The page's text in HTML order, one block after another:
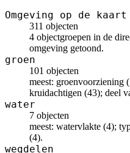
Omgeving op de kaart
311 objecten
4 objectgroepen in de
omgeving getoond.
groen
101 objecten
meest: groenvoorziening
kruidachtigen (43); deel
water
7 objecten
meest: watervlakte (4);
(4).
wegdelen